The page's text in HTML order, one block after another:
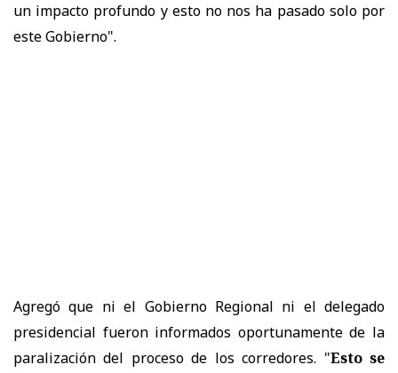
un impacto profundo y esto no nos ha pasado solo por
este Gobierno".
Agregó que ni el Gobierno Regional ni el delegado
presidencial fueron informados oportunamente de la
paralización del proceso de los corredores. "Esto se